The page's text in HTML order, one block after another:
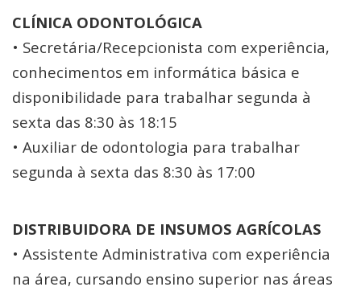
CLÍNICA ODONTOLÓGICA
• Secretária/Recepcionista com experiência,
conhecimentos em informática básica e
disponibilidade para trabalhar segunda à
sexta das 8:30 às 18:15
• Auxiliar de odontologia para trabalhar
segunda à sexta das 8:30 às 17:00
DISTRIBUIDORA DE INSUMOS AGRÍCOLAS
• Assistente Administrativa com experiência
na área, cursando ensino superior nas áreas